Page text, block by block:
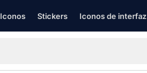
Iconos Stickers Iconos de interfaz